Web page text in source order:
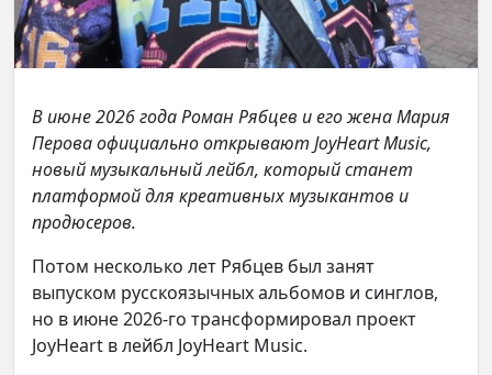
В июне 2026 года Роман Рябцев и его жена Мария
Перова официально открывают JoyHeart Music,
новый музыкальный лейбл, который станет
платформой для креативных музыкантов и
продюсеров.
Потом несколько лет Рябцев был занят
выпуском русскоязычных альбомов и синглов,
но в июне 2026-го трансформировал проект
JoyHeart в лейбл JoyHeart Music.